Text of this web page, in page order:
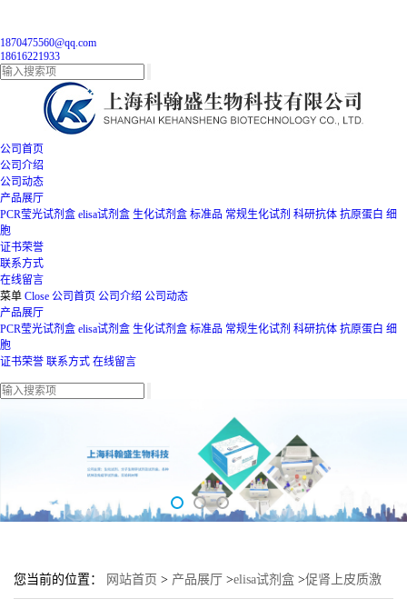
1870475560@qq.com
18616221933
公司首页
公司介绍
公司动态
产品展厅
PCR莹光试剂盒 elisa试剂盒 生化试剂盒 标准品 常规生化试剂 科研抗体 抗原蛋白 细
胞
证书荣誉
联系方式
在线留言
菜单 Close 公司首页 公司介绍 公司动态
产品展厅
PCR莹光试剂盒 elisa试剂盒 生化试剂盒 标准品 常规生化试剂 科研抗体 抗原蛋白 细
胞
证书荣誉 联系方式 在线留言
您当前的位置： 网站首页 > 产品展厅 >elisa试剂盒 >促肾上皮质激